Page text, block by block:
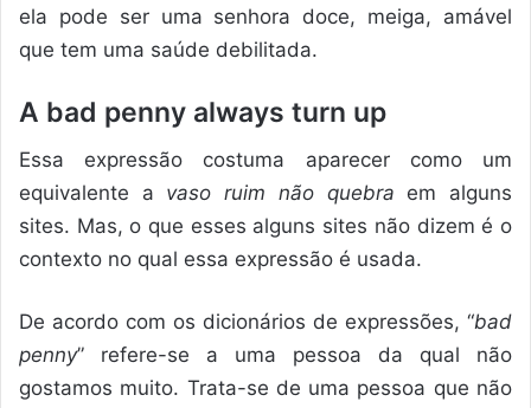
ela pode ser uma senhora doce, meiga, amável
que tem uma saúde debilitada.
A bad penny always turn up
Essa expressão costuma aparecer como um
equivalente a vaso ruim não quebra em alguns
sites. Mas, o que esses alguns sites não dizem é o
contexto no qual essa expressão é usada.
De acordo com os dicionários de expressões, “bad
penny” refere-se a uma pessoa da qual não
gostamos muito. Trata-se de uma pessoa que não